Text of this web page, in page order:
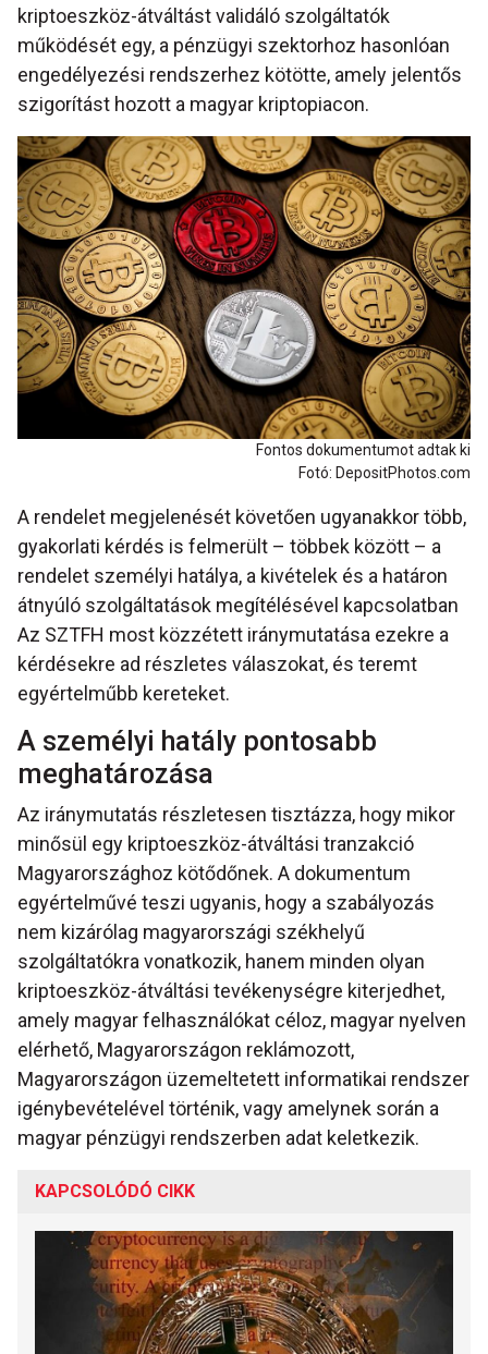
kriptoeszköz-átváltást validáló szolgáltatók
működését egy, a pénzügyi szektorhoz hasonlóan
engedélyezési rendszerhez kötötte, amely jelentős
szigorítást hozott a magyar kriptopiacon.
Fontos dokumentumot adtak ki
Fotó: DepositPhotos.com
A rendelet megjelenését követően ugyanakkor több,
gyakorlati kérdés is felmerült – többek között – a
rendelet személyi hatálya, a kivételek és a határon
átnyúló szolgáltatások megítélésével kapcsolatban
Az SZTFH most közzétett iránymutatása ezekre a
kérdésekre ad részletes válaszokat, és teremt
egyértelműbb kereteket.
A személyi hatály pontosabb
meghatározása
Az iránymutatás részletesen tisztázza, hogy mikor
minősül egy kriptoeszköz-átváltási tranzakció
Magyarországhoz kötődőnek. A dokumentum
egyértelművé teszi ugyanis, hogy a szabályozás
nem kizárólag magyarországi székhelyű
szolgáltatókra vonatkozik, hanem minden olyan
kriptoeszköz-átváltási tevékenységre kiterjedhet,
amely magyar felhasználókat céloz, magyar nyelven
elérhető, Magyarországon reklámozott,
Magyarországon üzemeltetett informatikai rendszer
igénybevételével történik, vagy amelynek során a
magyar pénzügyi rendszerben adat keletkezik.
KAPCSOLÓDÓ CIKK